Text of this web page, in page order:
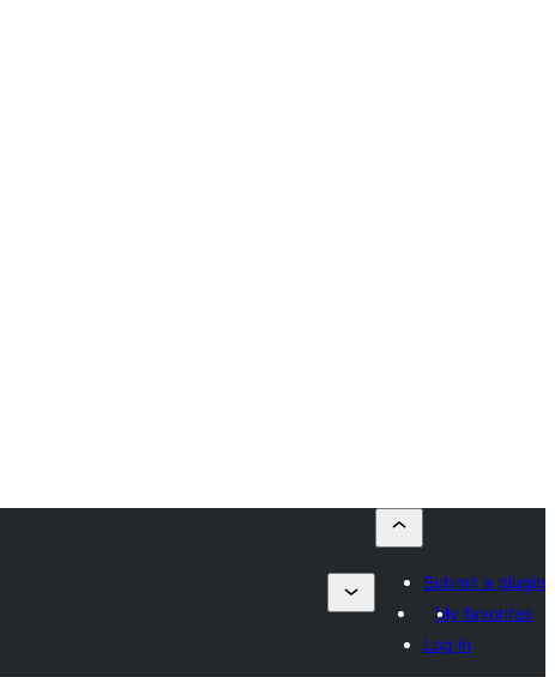
Submit a plugin
My favorites
Log in